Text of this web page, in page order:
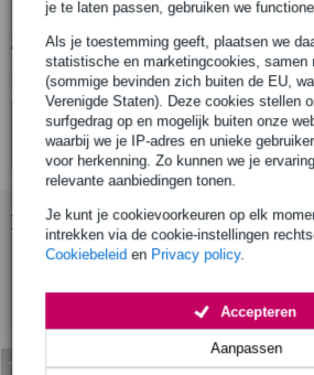
je te laten passen, gebruiken we
Als je toestemming geeft, plaatsen we
statistische en marketingcookies, samen
(sommige bevinden zich buiten de EU,
Verenigde Staten). Deze cookies stellen
surfgedrag op en mogelijk buiten onze
waarbij we je IP-adres en unieke
voor herkenning. Zo kunnen we je
relevante aanbiedingen tonen.
Je kunt je cookievoorkeuren op elk
intrekken via de cookie-instellingen
Cookiebeleid en Privacy policy.
Aanpassen
Accepteren
materiaal: polyethyleen met zwarte
Bekijk alle productspecificaties
Bekijk ook eens (4)
Bekijk ook eens (8)